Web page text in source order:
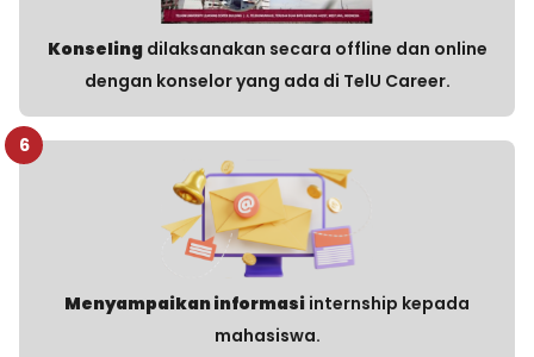
Konselingdilaksanakan secara offline dan online
dengan konselor yang ada di TelU Career.
6
Menyampaikan informasi internship kepada
mahasiswa.